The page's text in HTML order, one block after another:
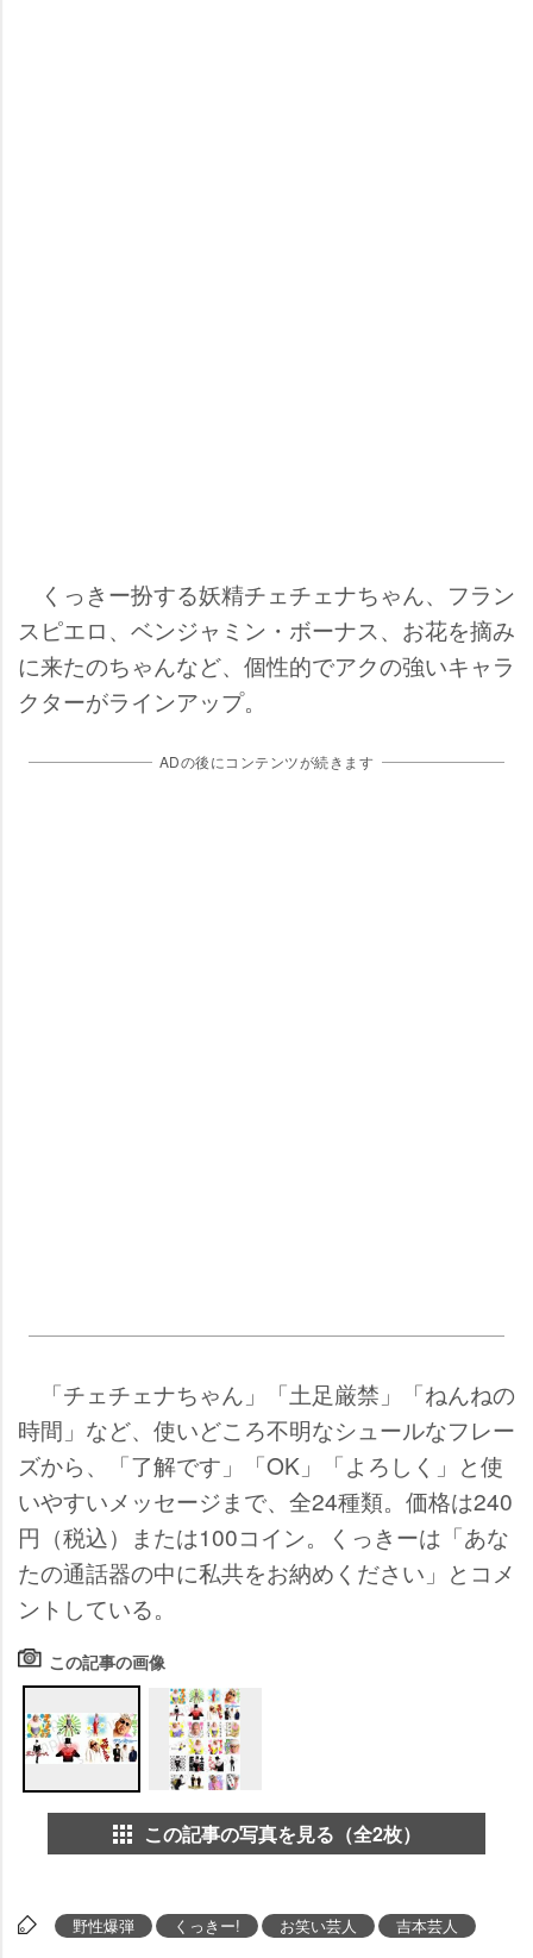
くっきー扮する妖精チェチェナちゃん、フラン
スピエロ、ベンジャミン・ボーナス、お花を摘み
に来たのちゃんなど、個性的でアクの強いキャラ
クターがラインアップ。
ADの後にコンテンツが続きます
「チェチェナちゃん」「土足厳禁」「ねんねの
時間」など、使いどころ不明なシュールなフレー
ズから、「了解です」「OK」「よろしく」と使
いやすいメッセージまで、全24種類。価格は240
円（税込）または100コイン。くっきーは「あな
たの通話器の中に私共をお納めください」とコメ
ントしている。
この記事の画像
この記事の写真を見る（全2枚）
野性爆弾 くっきー! お笑い芸人 吉本芸人